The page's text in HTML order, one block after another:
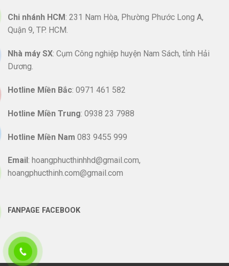
Chi nhánh HCM: 231 Nam Hòa, Phường Phước Long A,
Quận 9, TP. HCM.
Nhà máy SX: Cụm Công nghiệp huyện Nam Sách, tỉnh Hải
Dương.
Hotline Miền Bắc: 0971 461 582
Hotline Miền Trung: 0938 23 7988
Hotline Miền Nam 083 9455 999
Email : hoangphucthinhhd@gmail.com,
hoangphucthinh.com@gmail.com
FANPAGE FACEBOOK